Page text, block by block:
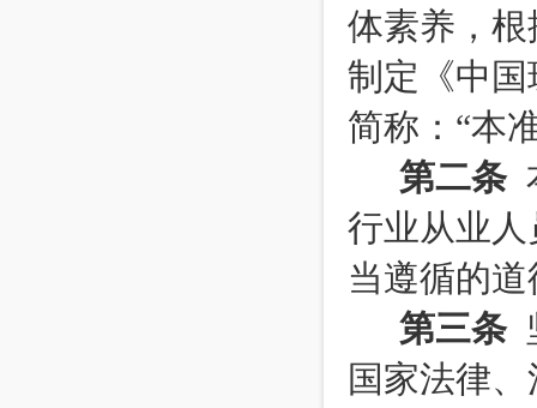
体素养，
制定《中
简称：“本
第二条
行业从业
当遵循的
第三条
国家法律